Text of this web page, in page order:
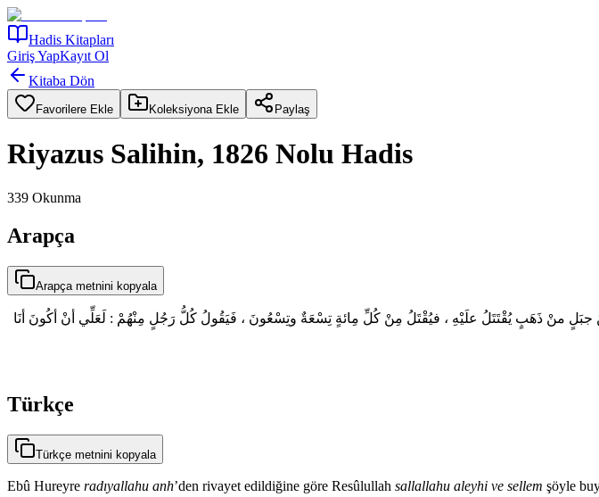
Hadis Kitapları
Giriş YapKayıt Ol
Kitaba Dön
Favorilere Ekle Koleksiyona Ekle Paylaş
Riyazus Salihin, 1826 Nolu Hadis
339 Okunma
Arapça
Arapça metnini kopyala
منْ ذَهَبٍ يُقْتَتَلُ علَيْهِ ، فيُقْتَلُ مِنْ كُلِّ مِائةٍ تِسْعَةٌ وتِسْعُونَ ، فَيَقُولُ كُلُّ رَجُلٍ مِنْهُمْ : لَعَلِّي أنْ أكُونَ أنَا
Türkçe
Türkçe metnini kopyala
Ebû Hureyre radıyallahu anh’den rivayet edildiğine göre Resûlullah sallallahu aleyhi ve sellem şöyle